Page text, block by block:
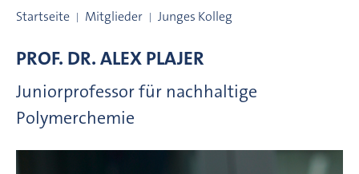
Startseite Mitglieder Junges Kolleg
PROF. DR.ALEXPLAJER
Juniorprofessor für nachhaltige
Polymerchemie